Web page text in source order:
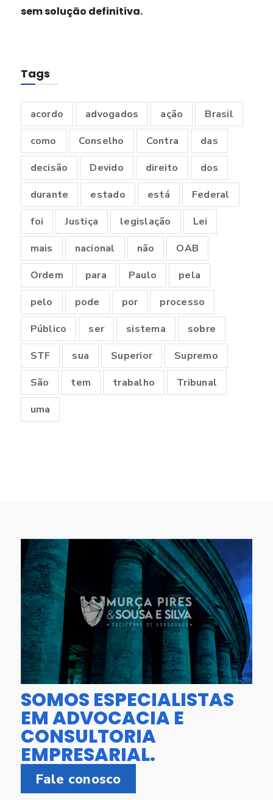
sem solução definitiva.
Tags
acordo advogados ação
Brasil
como
Conselho Contra
das
decisão
Devido direito
dos
durante
estado está
Federal
foi
Justiça legislação
Lei
mais
nacional não
OAB
Ordem
para Paulo
pela
pelo
pode por
processo
Público
ser sistema
sobre
STF
sua Superior
Supremo
São
tem trabalho
Tribunal
uma
SOMOS ESPECIALISTAS
EM ADVOCACIA E
CONSULTORIA
EMPRESARIAL.
Fale conosco